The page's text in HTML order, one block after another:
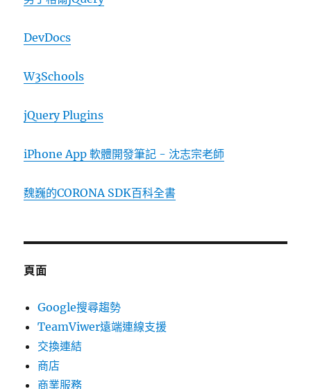
DevDocs
W3Schools
jQuery Plugins
iPhone App 軟體開發筆記 - 沈志宗老師
魏巍的CORONA SDK百科全書
頁面
Google搜尋趨勢
TeamViwer遠端連線支援
交換連結
商店
商業服務